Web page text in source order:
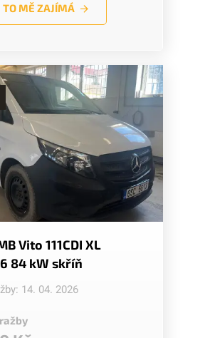
TO MĚ ZAJÍMÁ
Vito 111CDI XL
84 kW skříň
14. 04. 2026